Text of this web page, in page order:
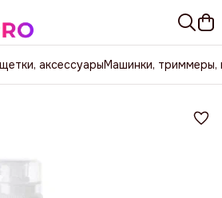
аксессуарыМашинки, триммеры,